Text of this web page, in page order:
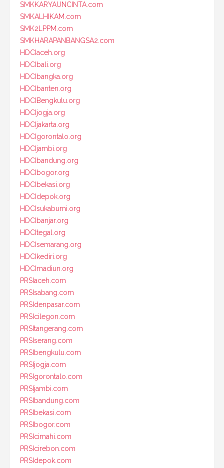
SMKKARYAUNCINTA.com
SMKALHIKAM.com
SMK2LPPM.com
SMKHARAPANBANGSA2.com
HDCIaceh.org
HDCIbali.org
HDCIbangka.org
HDCIbanten.org
HDCIBengkulu.org
HDCIjogja.org
HDCIjakarta.org
HDCIgorontalo.org
HDCIjambi.org
HDCIbandung.org
HDCIbogor.org
HDCIbekasi.org
HDCIdepok.org
HDCIsukabumi.org
HDCIbanjar.org
HDCItegal.org
HDCIsemarang.org
HDCIkediri.org
HDCImadiun.org
PRSIaceh.com
PRSIsabang.com
PRSIdenpasar.com
PRSIcilegon.com
PRSItangerang.com
PRSIserang.com
PRSIbengkulu.com
PRSIjogja.com
PRSIgorontalo.com
PRSIjambi.com
PRSIbandung.com
PRSIbekasi.com
PRSIbogor.com
PRSIcimahi.com
PRSIcirebon.com
PRSIdepok.com